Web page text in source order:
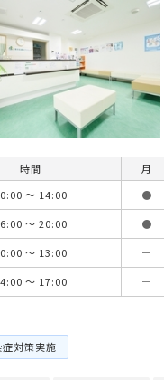
時間 月
～ 14:00
●
～ 20:00
●
～ 13:00
－
～ 17:00
－
対策実施